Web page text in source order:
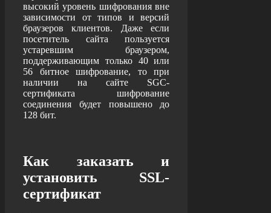
высокий уровень шифрования вне
зависимости от типов и версий
браузеров клиентов. Даже если
посетитель сайта пользуется
устаревшим браузером,
поддерживающим только 40 или
56 битное шифрование, то при
наличии на сайте SGC-
сертификата шифрование
соединения будет повышено до
128 бит.
Как заказать и
установить SSL-
сертификат